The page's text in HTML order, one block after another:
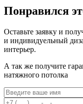
Понравился
Оставьте заявку и
и индивидуельный
интерьер.
А так же получите
натяжного потолка